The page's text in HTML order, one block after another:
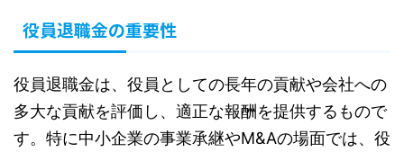
役員退職金の重要性
役員退職金は、役員としての長年の貢献や会社への
多大な貢献を評価し、適正な報酬を提供するもので
す。特に中小企業の事業承継やM&Aの場面では、役